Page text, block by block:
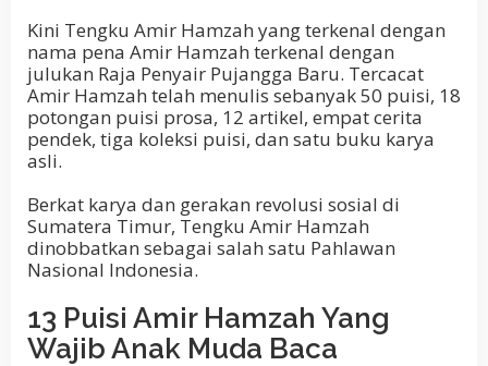
Kini Tengku Amir Hamzah yang terkenal dengan
nama pena Amir Hamzah terkenal dengan
julukan Raja Penyair Pujangga Baru. Tercacat
Amir Hamzah telah menulis sebanyak 50 puisi, 18
potongan puisi prosa, 12 artikel, empat cerita
pendek, tiga koleksi puisi, dan satu buku karya
asli.
Berkat karya dan gerakan revolusi sosial di
Sumatera Timur, Tengku Amir Hamzah
dinobbatkan sebagai salah satu Pahlawan
Nasional Indonesia.
13 Puisi Amir Hamzah Yang
Wajib Anak Muda Baca